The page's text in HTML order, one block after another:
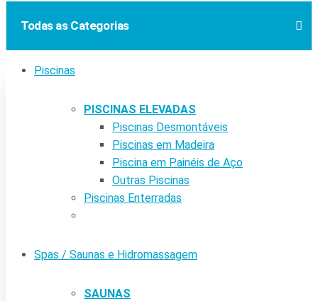
Todas as Categorias
Piscinas
PISCINAS ELEVADAS
Piscinas Desmontáveis
Piscinas em Madeira
Piscina em Painéis de Aço
Outras Piscinas
Piscinas Enterradas
Spas / Saunas e Hidromassagem
SAUNAS